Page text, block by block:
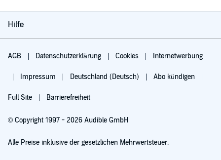
Hilfe
AGB Datenschutzerklärung Cookies Internetwerbung
Impressum Deutschland (Deutsch) Abo kündigen
Full Site Barrierefreiheit
© Copyright 1997 - 2026 Audible GmbH
Alle Preise inklusive der gesetzlichen Mehrwertsteuer.